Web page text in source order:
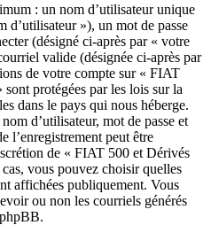
: un nom d’utilisateur unique
d’utilisateur »), un mot de passe
(désigné ci-après par « votre
valide (désignée ci-après par
de votre compte sur « FIAT
protégées par les lois sur la
dans le pays qui nous héberge.
d’utilisateur, mot de passe et
l’enregistrement peut être
de « FIAT 500 et Dérivés
vous pouvez choisir quelles
affichées publiquement. Vous
ou non les courriels générés